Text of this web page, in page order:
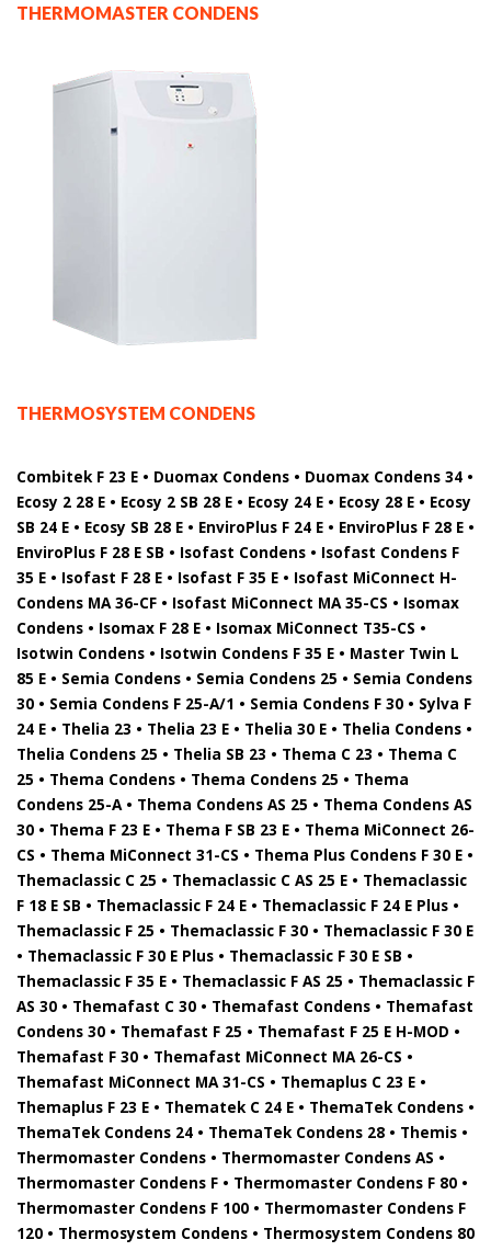
THERMOMASTER CONDENS
THERMOSYSTEM CONDENS
Combitek F 23 E • Duomax Condens • Duomax Condens 34 •
Ecosy 2 28 E • Ecosy 2 SB 28 E • Ecosy 24 E • Ecosy 28 E • Ecosy
SB 24 E • Ecosy SB 28 E • EnviroPlus F 24 E • EnviroPlus F 28 E •
EnviroPlus F 28 E SB • Isofast Condens • Isofast Condens F
35 E • Isofast F 28 E • Isofast F 35 E • Isofast MiConnect H-
Condens MA 36-CF • Isofast MiConnect MA 35-CS • Isomax
Condens • Isomax F 28 E • Isomax MiConnect T35-CS •
Isotwin Condens • Isotwin Condens F 35 E • Master Twin L
85 E • Semia Condens • Semia Condens 25 • Semia Condens
30 • Semia Condens F 25-A/1 • Semia Condens F 30 • Sylva F
24 E • Thelia 23 • Thelia 23 E • Thelia 30 E • Thelia Condens •
Thelia Condens 25 • Thelia SB 23 • Thema C 23 • Thema C
25 • Thema Condens • Thema Condens 25 • Thema
Condens 25-A • Thema Condens AS 25 • Thema Condens AS
30 • Thema F 23 E • Thema F SB 23 E • Thema MiConnect 26-
CS • Thema MiConnect 31-CS • Thema Plus Condens F 30 E •
Themaclassic C 25 • Themaclassic C AS 25 E • Themaclassic
F 18 E SB • Themaclassic F 24 E • Themaclassic F 24 E Plus •
Themaclassic F 25 • Themaclassic F 30 • Themaclassic F 30 E
• Themaclassic F 30 E Plus • Themaclassic F 30 E SB •
Themaclassic F 35 E • Themaclassic F AS 25 • Themaclassic F
AS 30 • Themafast C 30 • Themafast Condens • Themafast
Condens 30 • Themafast F 25 • Themafast F 25 E H-MOD •
Themafast F 30 • Themafast MiConnect MA 26-CS •
Themafast MiConnect MA 31-CS • Themaplus C 23 E •
Themaplus F 23 E • Thematek C 24 E • ThemaTek Condens •
ThemaTek Condens 24 • ThemaTek Condens 28 • Themis •
Thermomaster Condens • Thermomaster Condens AS •
Thermomaster Condens F • Thermomaster Condens F 80 •
Thermomaster Condens F 100 • Thermomaster Condens F
120 • Thermosystem Condens • Thermosystem Condens 80